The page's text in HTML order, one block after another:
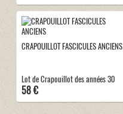
CRAPOUILLOT FASCICULES ANCIENS
Lot de Crapouillot des années 30
58 €